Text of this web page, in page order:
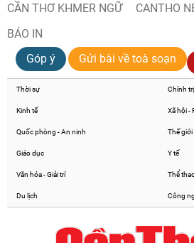
CẦN THƠ KHMER NGỮ CANTHO
BÁO IN
Góp ý
Gửi bài về toà soạn
Thời sự Chính trị
Kinh tế Xã hội -
Quốc phòng - An ninh Thế giới
Giáo dục Y tế
Văn hóa - Giải trí Thể
Du lịch Công